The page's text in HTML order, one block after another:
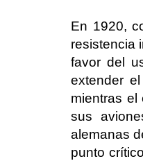
En 1920,
resistencia
favor del
extender
mientras el
sus
alemanas
punto